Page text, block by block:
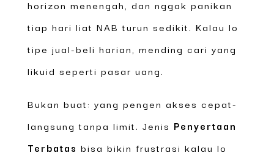
horizon menengah, dan nggak panikan
tiap hari liat NAB turun sedikit. Kalau lo
tipe jual-beli harian, mending cari yang
likuid seperti pasar uang.
Bukan buat: yang pengen akses cepat-
langsung tanpa limit. Jenis Penyertaan
Terbatas bisa bikin frustrasi kalau lo